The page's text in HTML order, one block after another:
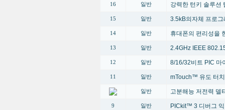
16 일반 강력한 턴키 솔루션
15 일반 3.5kB의자체 프로
14 일반 휴대폰의 편리성을
13 일반 2.4GHz IEEE
12 일반 8/16/32비트 PIC 마
11 일반 mTouch™ 유도 터
일반 고분해능 저전력 델
9 일반 PICkit™ 3 디버그